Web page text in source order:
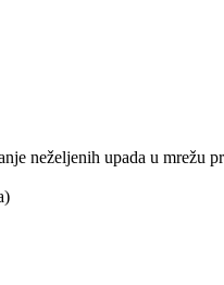
neželjenih upada u mrežu